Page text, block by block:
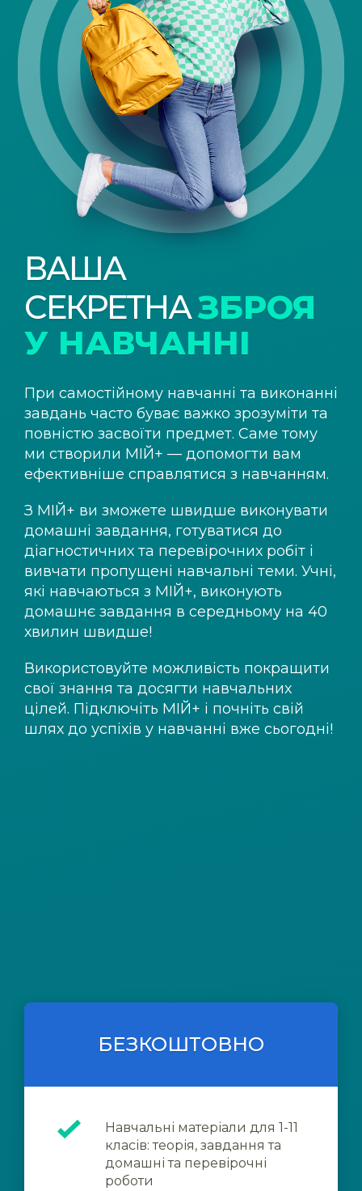
ВАША
СЕКРЕТНАЗБРОЯ
У НАВЧАННІ
При самостійному навчанні та виконанні
завдань часто буває важко зрозуміти та
повністю засвоїти предмет. Саме тому
ми створили МІЙ+ — допомогти вам
ефективніше справлятися з навчанням.
З МІЙ+ ви зможете швидше виконувати
домашні завдання, готуватися до
діагностичних та перевірочних робіт і
вивчати пропущені навчальні теми. Учні,
які навчаються з МІЙ+, виконують
домашнє завдання в середньому на 40
хвилин швидше!
Використовуйте можливість покращити
свої знання та досягти навчальних
цілей. Підключіть МІЙ+ і почніть свій
шлях до успіхів у навчанні вже сьогодні!
БЕЗКОШТОВНО
Навчальні матеріали для 1-11
класів: теорія, завдання та
домашні та перевірочні
роботи